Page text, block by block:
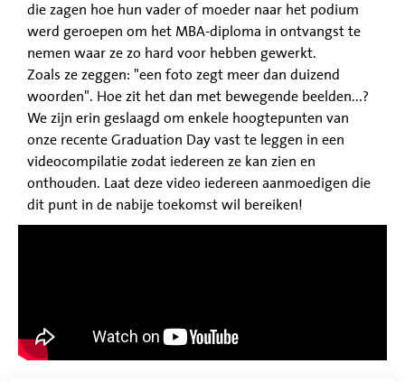
die zagen hoe hun vader of moeder naar het podium
werd geroepen om het MBA-diploma in ontvangst te
nemen waar ze zo hard voor hebben gewerkt.
Zoals ze zeggen: "een foto zegt meer dan duizend
woorden". Hoe zit het dan met bewegende beelden...?
We zijn erin geslaagd om enkele hoogtepunten van
onze recente Graduation Day vast te leggen in een
videocompilatie zodat iedereen ze kan zien en
onthouden. Laat deze video iedereen aanmoedigen die
dit punt in de nabije toekomst wil bereiken!